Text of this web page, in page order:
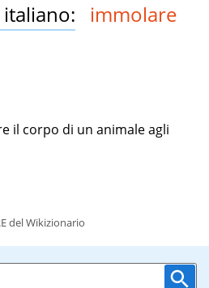
immolare
il corpo di un animale agli
del Wikizionario